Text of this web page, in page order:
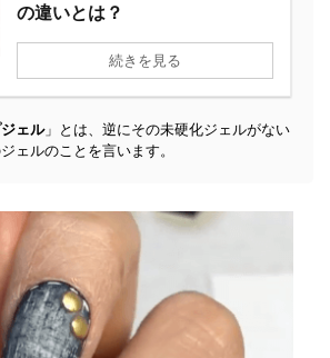
の違いとは？
続きを見る
ェル」とは、逆にその未硬化ジェルがない
ジェルのことを言います。